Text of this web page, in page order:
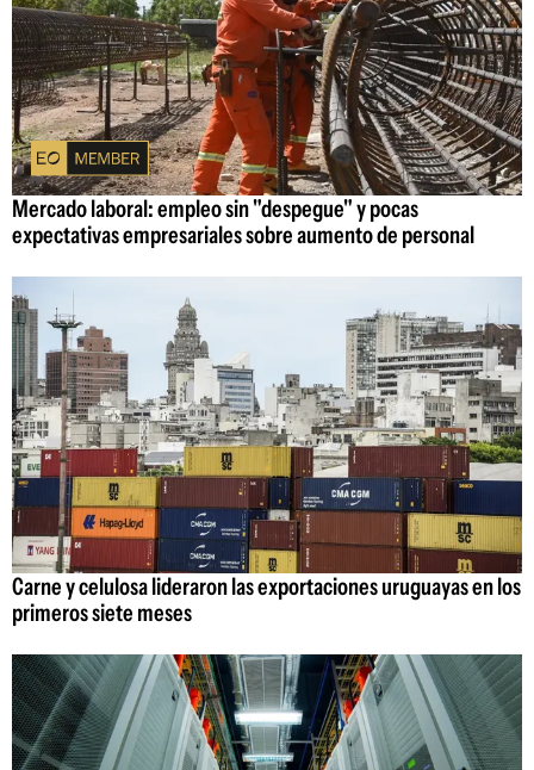
Mercado laboral: empleo sin "despegue" y pocas
expectativas empresariales sobre aumento de personal
Carne y celulosa lideraron las exportaciones uruguayas en los
primeros siete meses